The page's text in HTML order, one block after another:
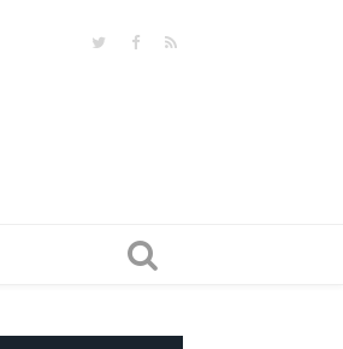
TwitterFacebook
RSS